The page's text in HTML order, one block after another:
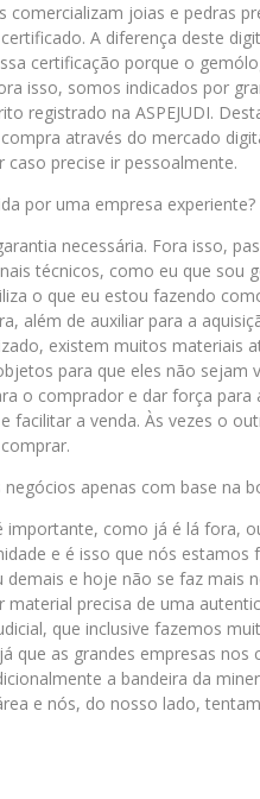
comercializam joias e pedras
A diferença deste
certificação porque o
isso, somos indicados por
registrado na ASPEJUDI.
através do mercado
precise ir pessoalmente.
por uma empresa
necessária. Fora isso,
técnicos, como eu que sou
o que eu estou fazendo
além de auxiliar para a
existem muitos materiais
para que eles não sejam
o comprador e dar força
facilitar a venda. Às vezes o
apenas com base na
importante, como já é lá fora,
e é isso que nós estamos
e hoje não se faz mais
precisa de uma
que inclusive fazemos
que as grandes empresas
a bandeira da
e nós, do nosso lado,